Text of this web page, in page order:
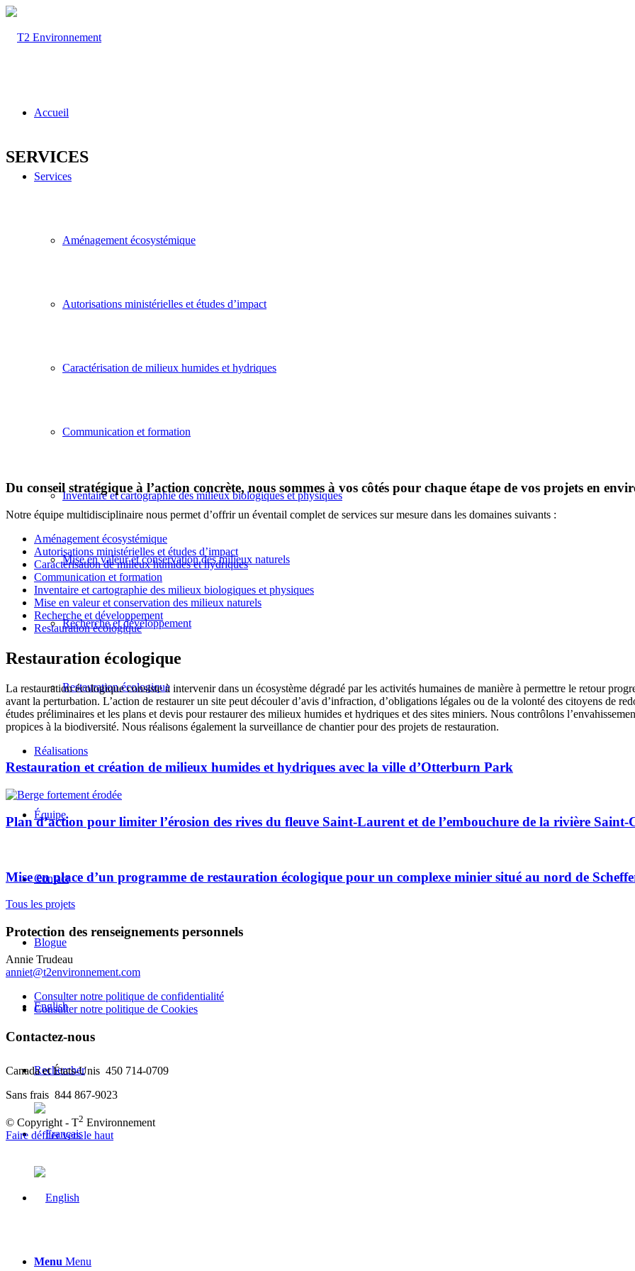
Accueil
Services
Aménagement écosystémique
Autorisations ministérielles et études d’impact
Caractérisation de milieux humides et hydriques
Communication et formation
Inventaire et cartographie des milieux biologiques et physiques
Mise en valeur et conservation des milieux naturels
Recherche et développement
Restauration écologique
Réalisations
Équipe
Contact
Blogue
English
Rechercher
Menu Menu
SERVICES
Du conseil stratégique à l’action concrète, nous sommes à vos côtés pour chaque étape de vos projets en
Notre équipe multidisciplinaire nous permet d’offrir un éventail complet de services sur mesure dans les domaines suivants :
Aménagement écosystémique
Autorisations ministérielles et études d’impact
Caractérisation de milieux humides et hydriques
Communication et formation
Inventaire et cartographie des milieux biologiques et physiques
Mise en valeur et conservation des milieux naturels
Recherche et développement
Restauration écologique
Restauration écologique
La restauration écologique consiste à intervenir dans un écosystème dégradé par les activités humaines de manière à permettre le retour
avant la perturbation. L’action de restaurer un site peut découler d’avis d’infraction, d’obligations légales ou de la volonté des citoyens de
études préliminaires et les plans et devis pour restaurer des milieux humides et hydriques et des sites miniers. Nous contrôlons
propices à la biodiversité. Nous réalisons également la surveillance de chantier pour des projets de restauration.
Restauration et création de milieux humides et hydriques avec la ville d’Otterburn Park
Plan d’action pour limiter l’érosion des rives du fleuve Saint-Laurent et de l’embouchure de la rivière
Mise en place d’un programme de restauration écologique pour un complexe minier situé au nord de
Tous les projets
Protection des renseignements personnels
Annie Trudeau
anniet@t2environnement.com
Consulter notre politique de confidentialité
Consulter notre politique de Cookies
Contactez-nous
Canada et États-Unis 450 714-0709
Sans frais 844 867-9023
© Copyright - T2 Environnement
Faire défiler vers le haut